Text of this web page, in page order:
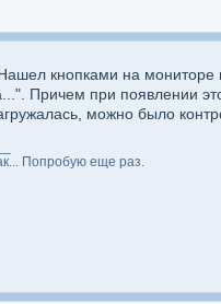
кнопками на мониторе
Причем при появлении
можно было
Попробую еще раз.